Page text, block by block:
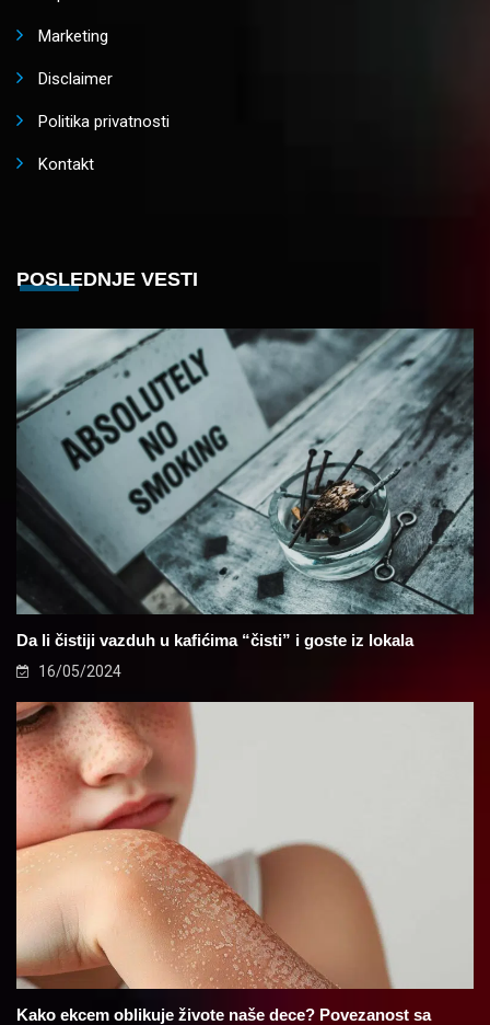
Marketing
Disclaimer
Politika privatnosti
Kontakt
POSLEDNJE VESTI
Da li čistiji vazduh u kafićima “čisti” i goste iz lokala
16/05/2024
Kako ekcem oblikuje živote naše dece? Povezanost sa